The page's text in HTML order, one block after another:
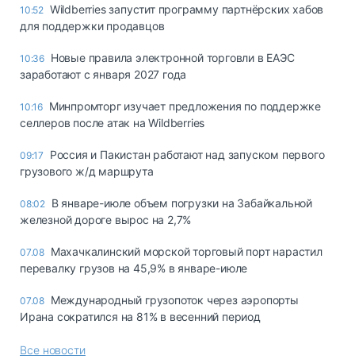
10:52 Wildberries запустит программу партнёрских хабов
для поддержки продавцов
10:36 Новые правила электронной торговли в ЕАЭС
заработают с января 2027 года
10:16 Минпромторг изучает предложения по поддержке
селлеров после атак на Wildberries
09:17
Россия и Пакистан работают над запуском первого
грузового ж/д маршрута
08:02 В январе-июле объем погрузки на Забайкальной
железной дороге вырос на 2,7%
07.08 Махачкалинский морской торговый порт нарастил
перевалку грузов на 45,9% в январе-июле
07.08 Международный грузопоток через аэропорты
Ирана сократился на 81% в весенний период
Все новости